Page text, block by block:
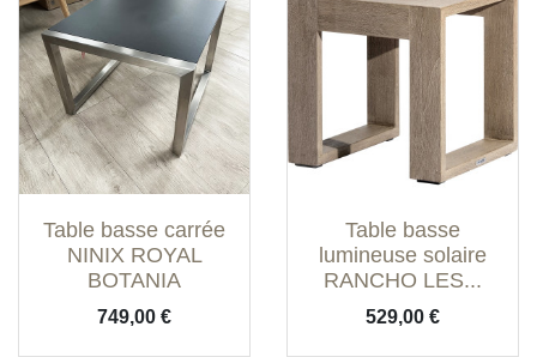
Table basse carrée
NINIX ROYAL
BOTANIA
Prix
749,00 €
Table basse
lumineuse solaire
RANCHO LES...
Prix
529,00 €